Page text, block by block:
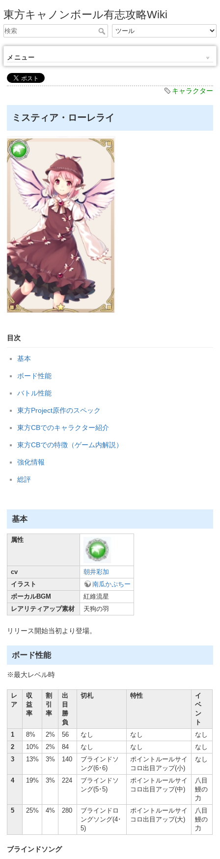
東方キャノンボール有志攻略Wiki
メニュー
キャラクター
ミスティア・ローレライ
目次
基本
ボード性能
バトル性能
東方Project原作のスペック
東方CBでのキャラクター紹介
東方CBでの特徴（ゲーム内解説）
強化情報
総評
基本
属性
cv
朝井彩加
イラスト
南瓜かぷちー
ボーカルBGM
紅維流星
レアリティアップ素材
天狗の羽
リリース開始当初より登場。
ボード性能
※最大レベル時
レ
ア
収
益
率
割
引
率
出
目
勝
負
切札 特性
イ
ベ
ン
ト
1
8% 2% 56 なし なし
なし
2
10% 2% 84 なし なし
なし
3
13% 3% 140
ブラインドソ
ング(6･6)
ポイントルールサイ
コロ出目アップ(小)
なし
4 19% 3% 224
ブラインドソ
ング(5･5)
ポイントルールサイ
コロ出目アップ(中)
八目
鰻の
力
5
25% 4% 280
ブラインドロ
ングソング(4･
5)
ポイントルールサイ
コロ出目アップ(大)
八目
鰻の
力
ブラインドソング